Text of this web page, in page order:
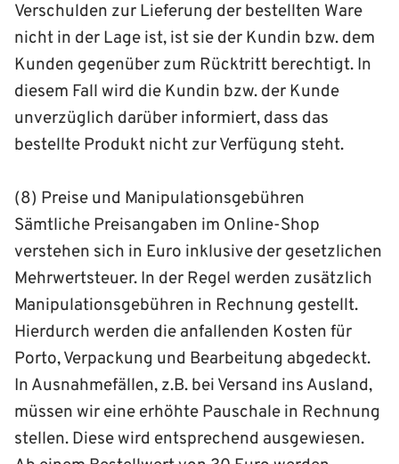
Verschulden zur Lieferung der bestellten Ware
nicht in der Lage ist, ist sie der Kundin bzw. dem
Kunden gegenüber zum Rücktritt berechtigt. In
diesem Fall wird die Kundin bzw. der Kunde
unverzüglich darüber informiert, dass das
bestellte Produkt nicht zur Verfügung steht.
(8) Preise und Manipulationsgebühren
Sämtliche Preisangaben im Online-Shop
verstehen sich in Euro inklusive der gesetzlichen
Mehrwertsteuer. In der Regel werden zusätzlich
Manipulationsgebühren in Rechnung gestellt.
Hierdurch werden die anfallenden Kosten für
Porto, Verpackung und Bearbeitung abgedeckt.
In Ausnahmefällen, z.B. bei Versand ins Ausland,
müssen wir eine erhöhte Pauschale in Rechnung
stellen. Diese wird entsprechend ausgewiesen.